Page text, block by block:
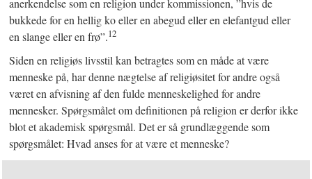
bukkede for en hellig ko eller en abegud eller en elefantgud eller
en slange eller en frø”.12
Siden en religiøs livsstil kan betragtes som en måde at være
menneske på, har denne nægtelse af religiøsitet for andre også
været en afvisning af den fulde menneskelighed for andre
mennesker. Spørgsmålet om definitionen på religion er derfor ikke
blot et akademisk spørgsmål. Det er så grundlæggende som
spørgsmålet: Hvad anses for at være et menneske?